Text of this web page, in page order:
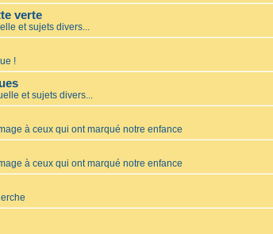
verte
et sujets divers...
!
et sujets divers...
à ceux qui ont marqué notre enfance
à ceux qui ont marqué notre enfance